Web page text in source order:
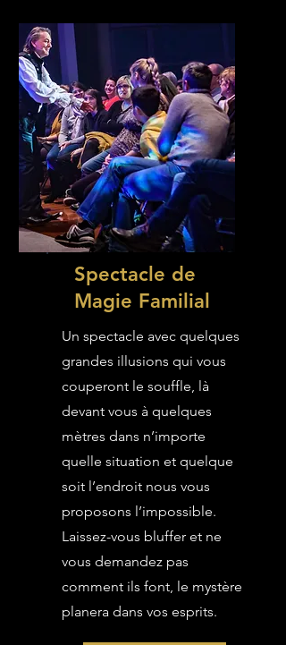
Spectacle de
Magie Familial
Un spectacle avec quelques
grandes illusions qui vous
couperont le souffle, là
devant vous à quelques
mètres dans n’importe
quelle situation et quelque
soit l’endroit nous vous
proposons l’impossible.
Laissez-vous bluffer et ne
vous demandez pas
comment ils font, le mystère
planera dans vos esprits.